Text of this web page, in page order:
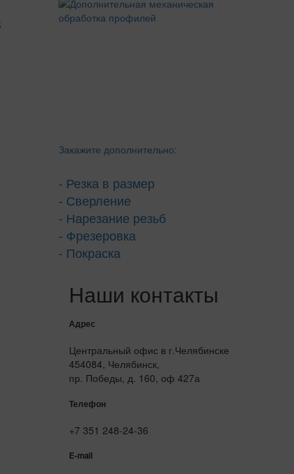
Закажите дополнительно:
- Резка в размер
- Сверление
- Нарезание резьб
- Фрезеровка
- Покраска
Наши контакты
Адрес
Центральный офис в г.Челябинске
454084, Челябинск,
пр. Победы, д. 160, оф 427а
Телефон
+7 351 248-24-36
E-mail